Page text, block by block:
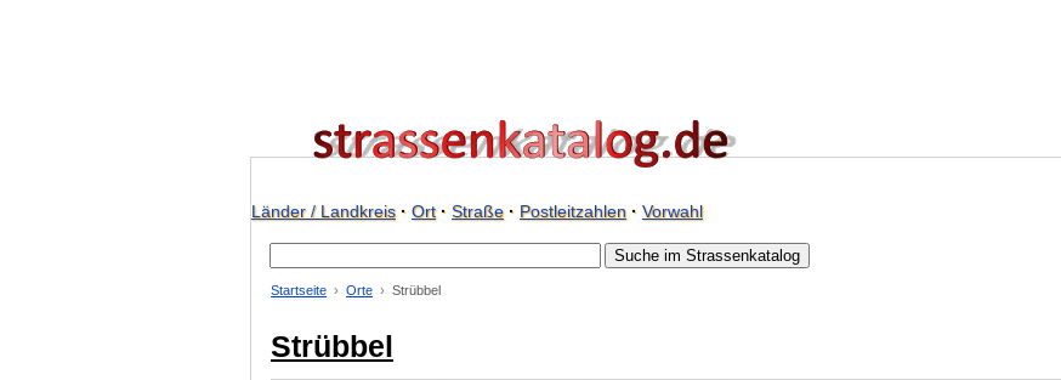
Länder / Landkreis· Ort· Straße· Postleitzahlen· Vorwahl
Startseite Orte Strübbel
Strübbel